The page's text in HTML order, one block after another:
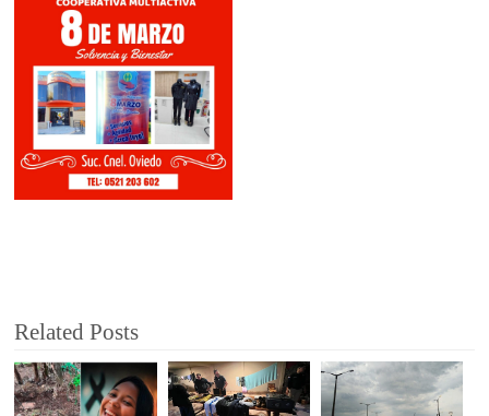
Related Posts